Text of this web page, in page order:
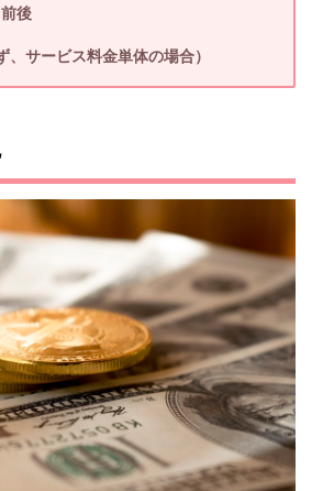
後
、サービス料金単体の場合）